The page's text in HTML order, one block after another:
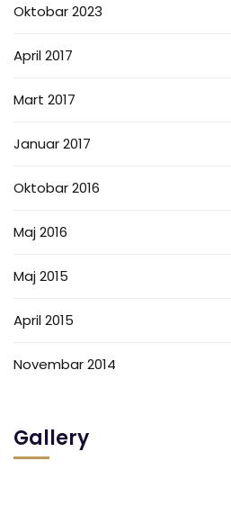
Oktobar 2023
April 2017
Mart 2017
Januar 2017
Oktobar 2016
Maj 2016
Maj 2015
April 2015
Novembar 2014
Gallery